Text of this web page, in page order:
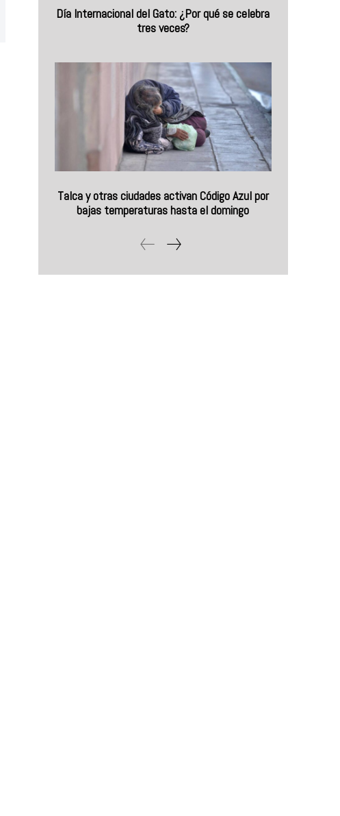
Día Internacional del Gato: ¿Por qué se celebra
tres veces?
Talca y otras ciudades activan Código Azul por
bajas temperaturas hasta el domingo